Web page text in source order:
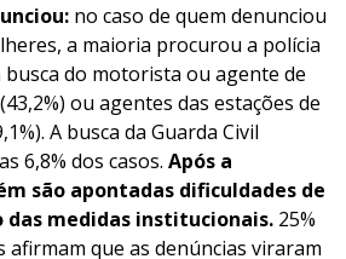
no caso de quem denunciou
a maioria procurou a polícia
busca do motorista ou agente de
ou agentes das estações de
A busca da Guarda Civil
6,8% dos casos. Após a
são apontadas dificuldades de
medidas institucionais. 25%
afirmam que as denúncias viraram